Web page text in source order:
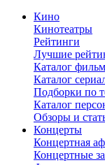
Кино
Кинотеатры
Рейтинги
Лучшие
Каталог
Каталог
Подборки по
Каталог
Обзоры и
Концерты
Концертная
Концертные